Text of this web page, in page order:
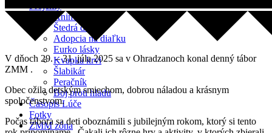
Projekty
Animakurz
Štedrá dlaň
Adopcia na diaľku
Eurko lásky
Kvapka krvi
Šlabikár
Peračník
Boj proti hladu
Časopis Lúče
Fotky
ZMM zóna
V dňoch 29. – 31. júla 2025 sa v Ohradzanoch konal denný tábor
ZMM .
Obec ožila detským smiechom, dobrou náladou a krásnym
spoločenstvom.
Počas tábora sa deti oboznámili s jubilejným rokom, ktorý si tento